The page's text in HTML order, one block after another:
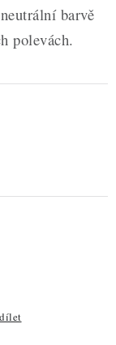
barvě
polevách.